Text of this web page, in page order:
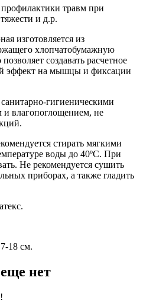
травм при
и д.р.
изготовляется из
хлопчатобумажную
создавать расчетное
эффект на мышцы и фиксации
гигиеническими
и влагопоглощением, не
стирать мягкими
воды до 40ºC. При
Не рекомендуется сушить
приборах, а также гладить
18 см.
нет